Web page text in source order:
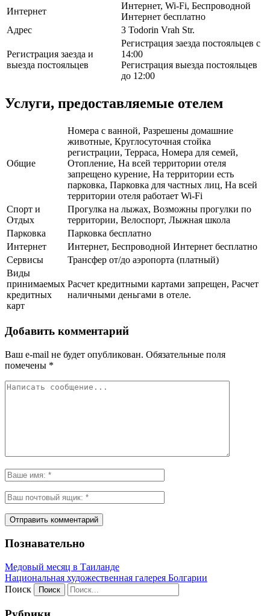
Интернет
Интернет, Wi-Fi, Беспроводной
Интернет бесплатно
Адрес
3 Todorin Vrah Str.
Регистрация заезда и
выезда постояльцев
Регистрация заезда постояльцев с
14:00
Регистрация выезда постояльцев
до 12:00
Услуги, предоставляемые отелем
Общие
Номера с ванной, Разрешены домашние
животные, Круглосуточная стойка
регистрации, Терраса, Номера для семей,
Отопление, На всей территории отеля
запрещено курение, На территории есть
парковка, Парковка для частных лиц, На всей
территории отеля работает Wi-Fi
Спорт и
Отдых
Прогулка на лыжах, Возможны прогулки по
территории, Велоспорт, Лыжная школа
Парковка
Парковка бесплатно
Интернет
Интернет, Беспроводной Интернет бесплатно
Сервисы
Трансфер от/до аэропорта (платный)
Виды
принимаемых
кредитных
карт
Расчет кредитными картами запрещен, Расчет
наличными деньгами в отеле.
Добавить комментарий
Ваш e-mail не будет опубликован. Обязательные поля
помечены *
Познавательно
Медовый месяц в Таиланде
Национальная художественная галерея Болгарии
Поиск